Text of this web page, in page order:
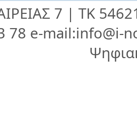
7 | ΤΚ
78 e-mail:info@i-